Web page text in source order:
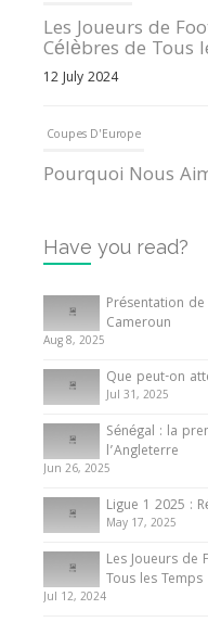
Les Joueurs de
Célèbres de Tous
12 July 2024
Coupes D'Europe
Pourquoi Nous
Internationales
Tout ce que vous
d’Afrique des
10 May 2024
Internationales
Présentation de
du Cameroun
8 August 2025
Have you read?
Présentation
Cameroun
Aug 8, 2025
Que peut-on
Jul 31, 2025
Sénégal : la
l’Angleterre
Jun 26, 2025
Ligue 1 2025 :
May 17, 2025
Les Joueurs de
Tous les Temps
Jul 12, 2024